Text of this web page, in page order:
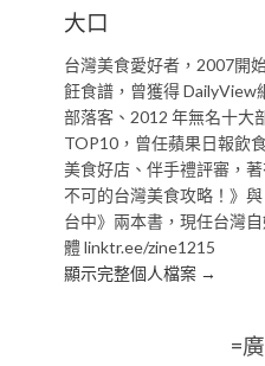
大口
台灣美食愛好者，2007開
飪食譜，曾獲得 DailyView
部落客、2012 年無名十大
TOP10，曾任蘋果日報飲
美食好店、伴手禮評審，
不可的台灣美食攻略！》
台中》兩本書，現任台灣
體 linktr.ee/zine1215
顯示完整個人檔案 →
=